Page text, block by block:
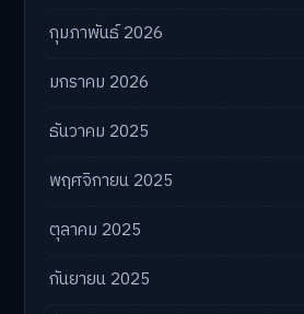
กุมภาพันธ์ 2026
มกราคม 2026
ธันวาคม 2025
พฤศจิกายน 2025
ตุลาคม 2025
กันยายน 2025